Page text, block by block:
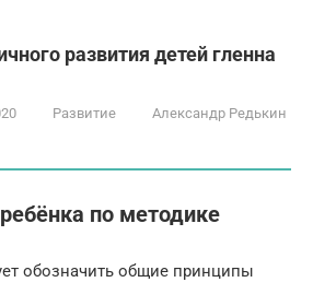
развития детей гленна
Развитие Александр Редькин
по методике
обозначить общие принципы